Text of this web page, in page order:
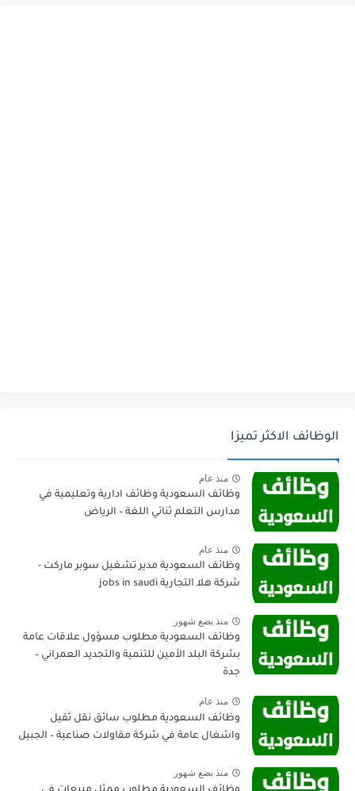
الوظائف الاكثر تميزا
منذ عام
وظائف السعودية وظائف ادارية وتعليمية في
مدارس التعلم ثنائي اللغة – الرياض
منذ عام
وظائف السعودية مدير تشغيل سوبر ماركت -
شركة هلا التجارية jobs in saudi
منذ بضع شهور
وظائف السعودية مطلوب مسؤول علاقات عامة
بشركة البلد الأمين للتنمية والتجديد العمراني –
جدة
منذ عام
وظائف السعودية مطلوب سائق نقل ثقيل
واشغال عامة في شركة مقاولات صناعية – الجبيل
منذ بضع شهور